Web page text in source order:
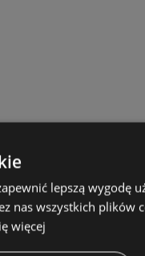
lepszą wygodę
nas wszystkich plików
więcej